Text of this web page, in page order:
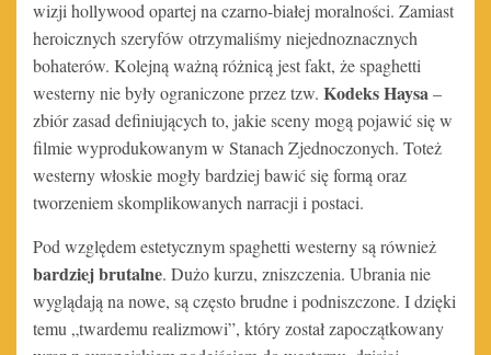
wizji hollywood opartej na czarno-białej moralności. Zamiast
heroicznych szeryfów otrzymaliśmy niejednoznacznych
bohaterów. Kolejną ważną różnicą jest fakt, że spaghetti
westerny nie były ograniczone przez tzw. Kodeks Haysa–
zbiór zasad definiujących to, jakie sceny mogą pojawić się w
filmie wyprodukowanym w Stanach Zjednoczonych. Toteż
westerny włoskie mogły bardziej bawić się formą oraz
tworzeniem skomplikowanych narracji i postaci.
Pod względem estetycznym spaghetti westerny są również
bardziej brutalne. Dużo kurzu, zniszczenia. Ubrania nie
wyglądają na nowe, są często brudne i podniszczone. I dzięki
temu „twardemu realizmowi”, który został zapoczątkowany